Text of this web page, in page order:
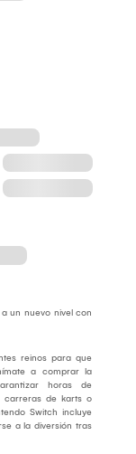
un nuevo nivel con
reinos para que
a comprar la
horas de
carreras de karts o
Switch incluye
a la diversión tras